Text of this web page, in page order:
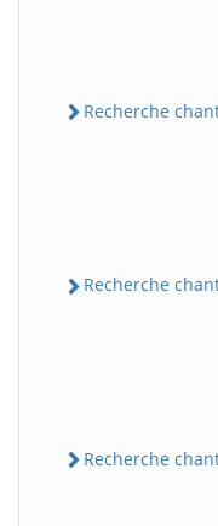
Recherche
Recherche
Recherche